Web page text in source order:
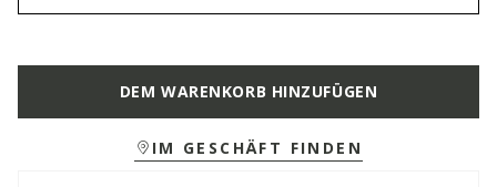
DEM WARENKORB HINZUFÜGEN
IM GESCHÄFT FINDEN